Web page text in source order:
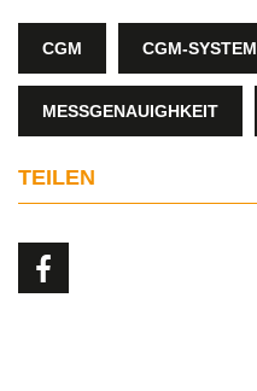
CGM CGM-SYSTEM
MESSGENAUIGHKEIT
TEILEN